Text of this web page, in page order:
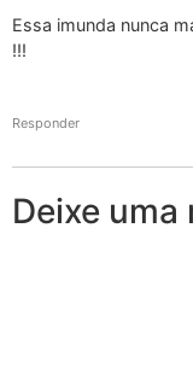
Essa imunda nunca
!!!
Responder
Deixe uma